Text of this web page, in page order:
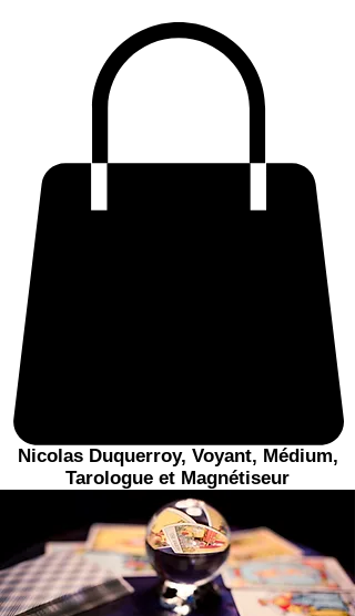
Nicolas Duquerroy, Voyant, Médium,
Tarologue et Magnétiseur